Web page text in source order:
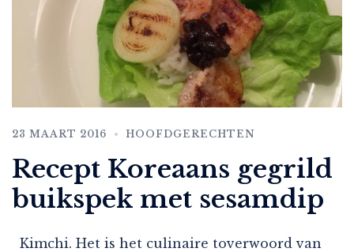
23 MAART 2016 HOOFDGERECHTEN
Recept Koreaans gegrild
buikspek met sesamdip
Kimchi. Het is het culinaire toverwoord van